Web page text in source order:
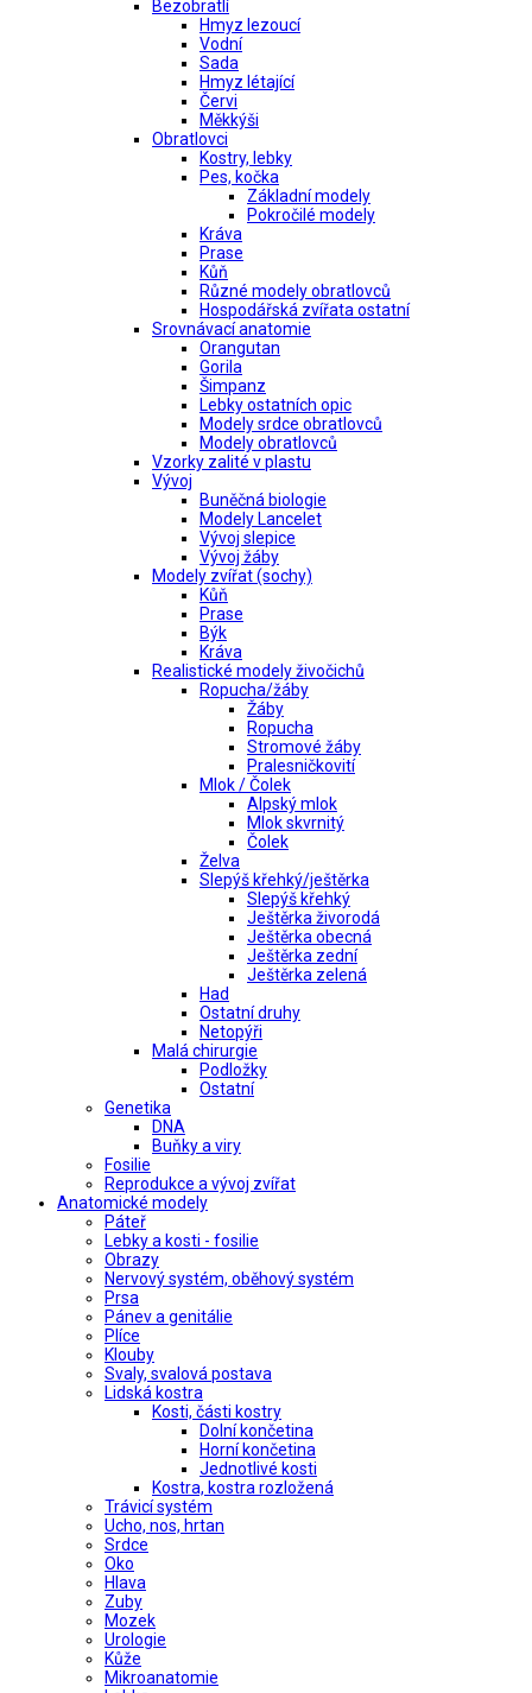
Bezobratlí
Hmyz lezoucí
Vodní
Sada
Hmyz létající
Červi
Měkkýši
Obratlovci
Kostry, lebky
Pes, kočka
Základní modely
Pokročilé modely
Kráva
Prase
Kůň
Různé modely obratlovců
Hospodářská zvířata ostatní
Srovnávací anatomie
Orangutan
Gorila
Šimpanz
Lebky ostatních opic
Modely srdce obratlovců
Modely obratlovců
Vzorky zalité v plastu
Vývoj
Buněčná biologie
Modely Lancelet
Vývoj slepice
Vývoj žáby
Modely zvířat (sochy)
Kůň
Prase
Býk
Kráva
Realistické modely živočichů
Ropucha/žáby
Žáby
Ropucha
Stromové žáby
Pralesničkovití
Mlok / Čolek
Alpský mlok
Mlok skvrnitý
Čolek
Želva
Slepýš křehký/ještěrka
Slepýš křehký
Ještěrka živorodá
Ještěrka obecná
Ještěrka zední
Ještěrka zelená
Had
Ostatní druhy
Netopýři
Malá chirurgie
Podložky
Ostatní
Genetika
DNA
Buňky a viry
Fosilie
Reprodukce a vývoj zvířat
Anatomické modely
Páteř
Lebky a kosti - fosilie
Obrazy
Nervový systém, oběhový systém
Prsa
Pánev a genitálie
Plíce
Klouby
Svaly, svalová postava
Lidská kostra
Kosti, části kostry
Dolní končetina
Horní končetina
Jednotlivé kosti
Kostra, kostra rozložená
Trávicí systém
Ucho, nos, hrtan
Srdce
Oko
Hlava
Zuby
Mozek
Urologie
Kůže
Mikroanatomie